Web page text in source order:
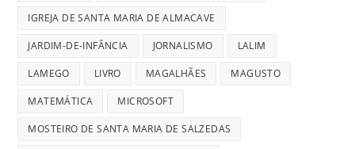
IGREJA DE SANTA MARIA DE ALMACAVE
JARDIM-DE-INFÂNCIA JORNALISMO LALIM
LAMEGO LIVRO MAGALHÃES MAGUSTO
MATEMÁTICA MICROSOFT
MOSTEIRO DE SANTA MARIA DE SALZEDAS